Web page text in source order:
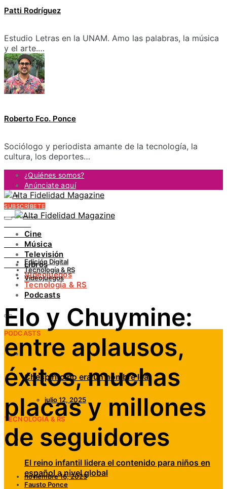
Patti Rodríguez
Estudio Letras en la UNAM. Amo las palabras, la música
y el arte.…
Roberto Fco. Ponce
Sociólogo y periodista amante de la tecnología, la
cultura, los deportes…
¿Quiénes somos?
Anúnciate aquí
Contacto
FACEBOOK
INSTAGRAM
PINTEREST
YOUTUBE
LINKEDIN
SUBSCRÍBETE
Cine
Música
Televisión
Libros
Videojuegos
Tecnología & RS
Podcasts
PODCASTS
Chespirito no era un hombre leal
julio 12, 2025
TECNOLOGÍA & RS
El reino infantil lidera el contenido para niños en
español a nivel global
Edición Digital
Tecnología & RS
Videojuegos
Elo y Chuymine:
entre aplausos,
éxitos, muchas
placas y millones
de seguidores
noviembre 16, 2025
Fausto Ponce